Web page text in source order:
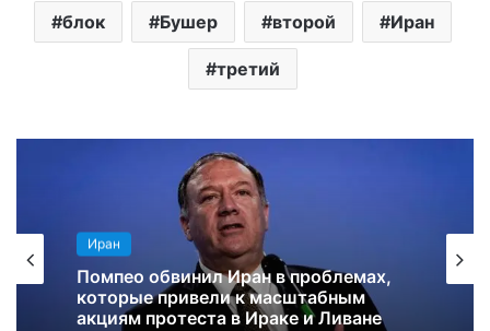
блок Бушер второй Иран
третий
Иран
Помпео обвинил Иран в проблемах,
которые привели к масштабным
акциям протеста в Ираке и Ливане